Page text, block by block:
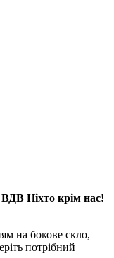
Ніхто крім нас!
на бокове скло,
потрібний